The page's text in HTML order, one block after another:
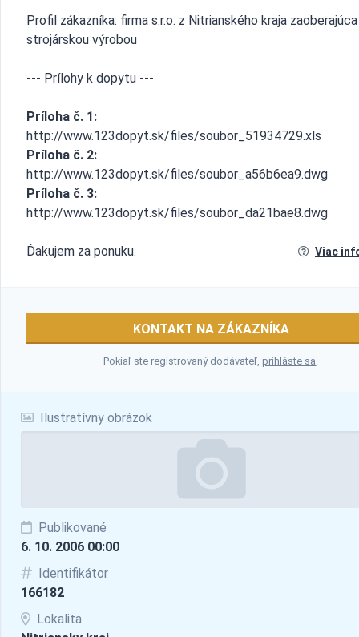
Ilustratívny obrázok
Publikované
6. 10. 2006 00:00
Identifikátor
166182
Lokalita
Profil zákazníka: firma s.r.o. z Nitrianského kraja
strojárskou výrobou
--- Prílohy k dopytu ---
Príloha č. 1:
http://www.123dopyt.sk/files/soubor_51934729.xls
Príloha č. 2:
http://www.123dopyt.sk/files/soubor_a56b6ea9.dwg
Príloha č. 3:
http://www.123dopyt.sk/files/soubor_da21bae8.dwg
Ďakujem za ponuku. Viac
KONTAKT NA ZÁKAZNÍKA
Pokiaľ ste registrovaný dodávateľ,prihláste sa.